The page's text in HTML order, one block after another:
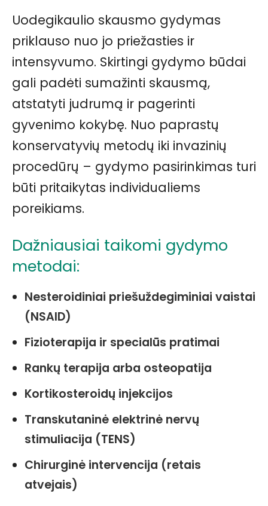
Uodegikaulio skausmo gydymas
priklauso nuo jo priežasties ir
intensyvumo. Skirtingi gydymo būdai
gali padėti sumažinti skausmą,
atstatyti judrumą ir pagerinti
gyvenimo kokybę. Nuo paprastų
konservatyvių metodų iki invazinių
procedūrų – gydymo pasirinkimas turi
būti pritaikytas individualiems
poreikiams.
Dažniausiai taikomi gydymo
metodai:
Nesteroidiniai priešuždegiminiai vaistai
(NSAID)
Fizioterapija ir specialūs pratimai
Rankų terapija arba osteopatija
Kortikosteroidų injekcijos
Transkutaninė elektrinė nervų
stimuliacija (TENS)
Chirurginė intervencija (retais
atvejais)